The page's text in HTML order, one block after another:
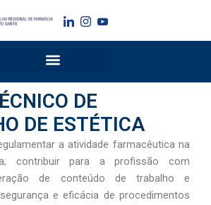
DE
DE ESTÉTICA
a atividade farmacêutica na
contribuir para a profissão com
de conteúdo de trabalho e
e eficácia de procedimentos